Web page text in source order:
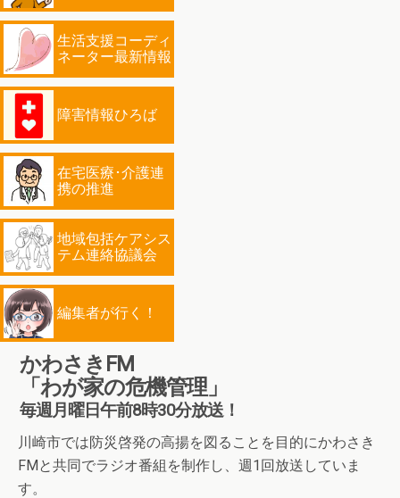
生活支援コーディ
ネーター最新情報
障害情報ひろば
在宅医療･介護連
携の推進
地域包括ケアシス
テム連絡協議会
編集者が行く！
かわさきFM
「わが家の危機管理」
毎週月曜日午前8時30分放送！
川崎市では防災啓発の高揚を図ることを目的にかわさき
FMと共同でラジオ番組を制作し、週1回放送していま
す。